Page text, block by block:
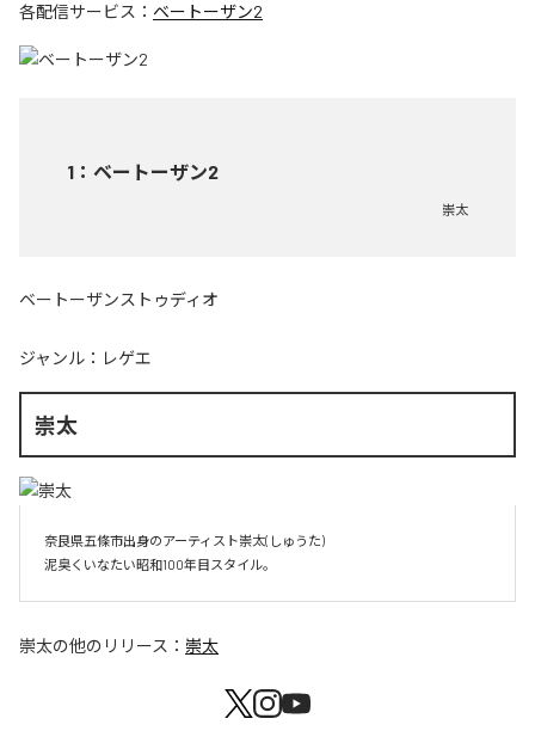
各配信サービス： ベートーザン2
1 ： ベートーザン2
崇太
ベートーザンストゥディオ
ジャンル： レゲエ
崇太
奈良県五條市出身のアーティスト崇太(しゅうた)
崇太の他のリリース： 崇太